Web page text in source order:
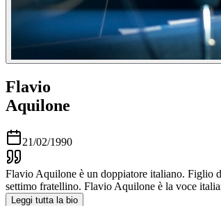
Flavio
Aquilone
21/02/1990
Flavio Aquilone è un doppiatore italiano. Figlio
settimo fratellino. Flavio Aquilone è la voce
Leggi tutta la bio